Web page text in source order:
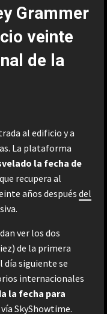
Grammer
veinte
de la
al edificio y a
La plataforma
la fecha de
recupera al
años después del
ver los dos
de la primera
día siguiente se
internacionales
la fecha para
SkyShowtime.